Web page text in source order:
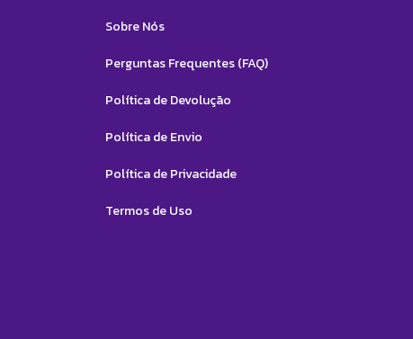
Sobre Nós
Perguntas Frequentes (FAQ)
Política de Devolução
Política de Envio
Política de Privacidade
Termos de Uso